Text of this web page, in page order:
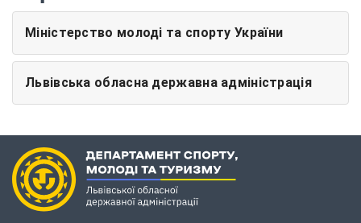
Міністерство молоді та спорту України
Львівська обласна державна адміністрація